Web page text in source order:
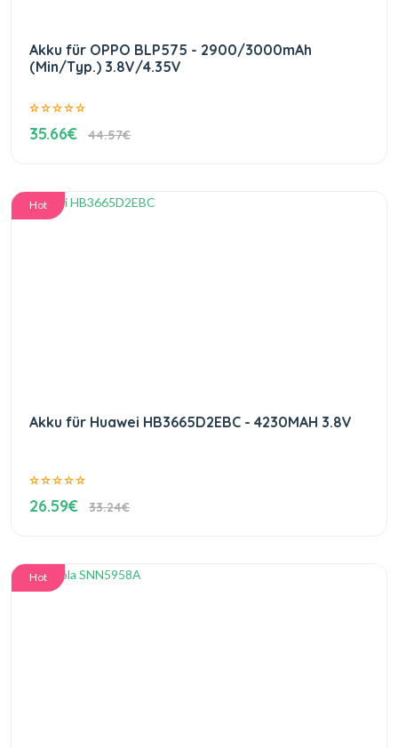
Akku für OPPO BLP575 - 2900/3000mAh
(Min/Typ.) 3.8V/4.35V
35.66€ 44.57€
Hot
Akku für Huawei HB3665D2EBC - 4230MAH 3.8V
26.59€ 33.24€
Hot